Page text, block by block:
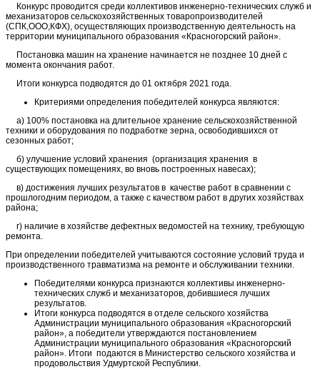
Конкурс проводится среди коллективов инженерно-технических служб и
механизаторов сельскохозяйственных товаропроизводителей
(СПК,ООО,КФХ), осуществляющих производственную деятельность на
территории муниципального образования «Красногорский район».
Постановка машин на хранение начинается не позднее 10 дней с
момента окончания работ.
Итоги конкурса подводятся до 01 октября 2021 года.
Критериями определения победителей конкурса являются:
а) 100% постановка на длительное хранение сельскохозяйственной
техники и оборудования по подработке зерна, освободившихся от
сезонных работ;
б) улучшение условий хранения (организация хранения в
существующих помещениях, во вновь построенных навесах);
в) достижения лучших результатов в качестве работ в сравнении с
прошлогодним периодом, а также с качеством работ в других хозяйствах
района;
г) наличие в хозяйстве дефектных ведомостей на технику, требующую
ремонта.
При определении победителей учитываются состояние условий труда и
производственного травматизма на ремонте и обслуживании техники.
Победителями конкурса признаются коллективы инженерно-
технических служб и механизаторов, добившиеся лучших
результатов.
Итоги конкурса подводятся в отделе сельского хозяйства
Администрации муниципального образования «Красногорский
район», а победители утверждаются постановлением
Администрации муниципального образования «Красногорский
район». Итоги подаются в Министерство сельского хозяйства и
продовольствия Удмуртской Республики.